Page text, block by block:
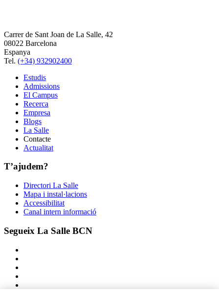
Carrer de Sant Joan de La Salle, 42
08022 Barcelona
Espanya
Tel. (+34) 932902400
Estudis
Admissions
El Campus
Recerca
Empresa
Blogs
La Salle
Contacte
Actualitat
T’ajudem?
Directori La Salle
Mapa i instal·lacions
Accessibilitat
Canal intern informació
Segueix La Salle BCN